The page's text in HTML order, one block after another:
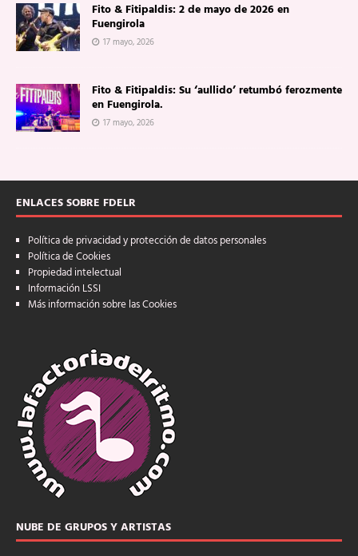
Fito & Fitipaldis: 2 de mayo de 2026 en
Fuengirola
17 mayo, 2026
Fito & Fitipaldis: Su ‘aullido’ retumbó ferozmente
en Fuengirola.
17 mayo, 2026
ENLACES SOBRE FDELR
Política de privacidad y protección de datos personales
Política de Cookies
Propiedad intelectual
Información LSSI
Más información sobre las Cookies
NUBE DE GRUPOS Y ARTISTAS